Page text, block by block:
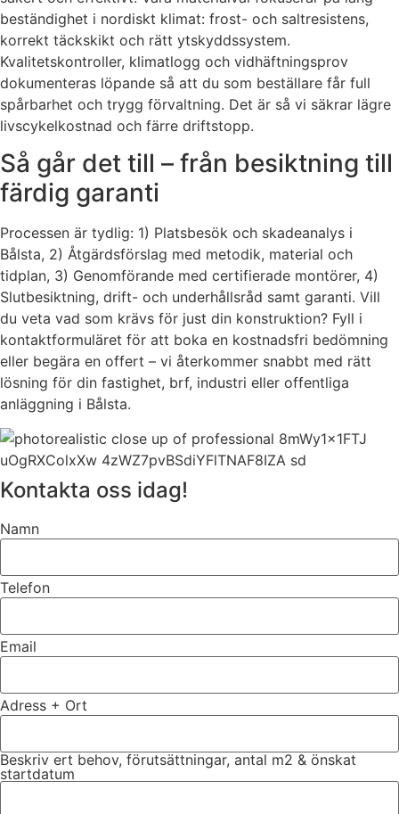
beständighet i nordiskt klimat: frost- och saltresistens,
korrekt täckskikt och rätt ytskyddssystem.
Kvalitetskontroller, klimatlogg och vidhäftningsprov
dokumenteras löpande så att du som beställare får full
spårbarhet och trygg förvaltning. Det är så vi säkrar lägre
livscykelkostnad och färre driftstopp.
Så går det till – från besiktning till
färdig garanti
Processen är tydlig: 1) Platsbesök och skadeanalys i
Bålsta, 2) Åtgärdsförslag med metodik, material och
tidplan, 3) Genomförande med certifierade montörer, 4)
Slutbesiktning, drift- och underhållsråd samt garanti. Vill
du veta vad som krävs för just din konstruktion? Fyll i
kontaktformuläret för att boka en kostnadsfri bedömning
eller begära en offert – vi återkommer snabbt med rätt
lösning för din fastighet, brf, industri eller offentliga
anläggning i Bålsta.
Kontakta oss idag!
Namn
Telefon
Email
Adress + Ort
Beskriv ert behov, förutsättningar, antal m2 & önskat
startdatum